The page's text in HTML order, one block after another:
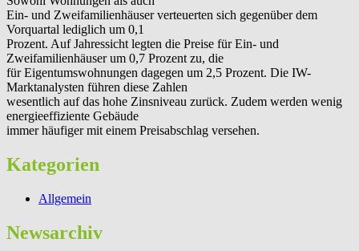
Ein- und Zweifamilienhäuser verteuerten sich gegenüber dem
Vorquartal lediglich um 0,1
Prozent. Auf Jahressicht legten die Preise für Ein- und
Zweifamilienhäuser um 0,7 Prozent zu, die
für Eigentumswohnungen dagegen um 2,5 Prozent. Die IW-
Marktanalysten führen diese Zahlen
wesentlich auf das hohe Zinsniveau zurück. Zudem werden wenig
energieeffiziente Gebäude
immer häufiger mit einem Preisabschlag versehen.
Kategorien
Allgemein
Newsarchiv